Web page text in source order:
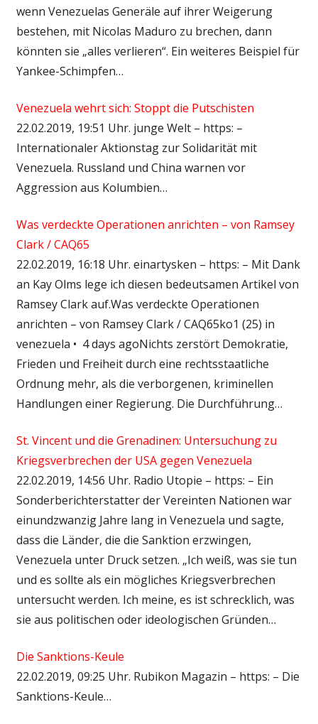
wenn Venezuelas Generäle auf ihrer Weigerung
bestehen, mit Nicolas Maduro zu brechen, dann
könnten sie „alles verlieren“. Ein weiteres Beispiel für
Yankee-Schimpfen…
Venezuela wehrt sich: Stoppt die Putschisten
22.02.2019, 19:51 Uhr. junge Welt – https: –
Internationaler Aktionstag zur Solidarität mit
Venezuela. Russland und China warnen vor
Aggression aus Kolumbien…
Was verdeckte Operationen anrichten – von Ramsey
Clark / CAQ65
22.02.2019, 16:18 Uhr. einartysken – https: – Mit Dank
an Kay Olms lege ich diesen bedeutsamen Artikel von
Ramsey Clark auf.Was verdeckte Operationen
anrichten – von Ramsey Clark / CAQ65ko1 (25) in
venezuela • 4 days agoNichts zerstört Demokratie,
Frieden und Freiheit durch eine rechtsstaatliche
Ordnung mehr, als die verborgenen, kriminellen
Handlungen einer Regierung. Die Durchführung…
St. Vincent und die Grenadinen: Untersuchung zu
Kriegsverbrechen der USA gegen Venezuela
22.02.2019, 14:56 Uhr. Radio Utopie – https: – Ein
Sonderberichterstatter der Vereinten Nationen war
einundzwanzig Jahre lang in Venezuela und sagte,
dass die Länder, die die Sanktion erzwingen,
Venezuela unter Druck setzen. „Ich weiß, was sie tun
und es sollte als ein mögliches Kriegsverbrechen
untersucht werden. Ich meine, es ist schrecklich, was
sie aus politischen oder ideologischen Gründen…
Die Sanktions-Keule
22.02.2019, 09:25 Uhr. Rubikon Magazin – https: – Die
Sanktions-Keule…